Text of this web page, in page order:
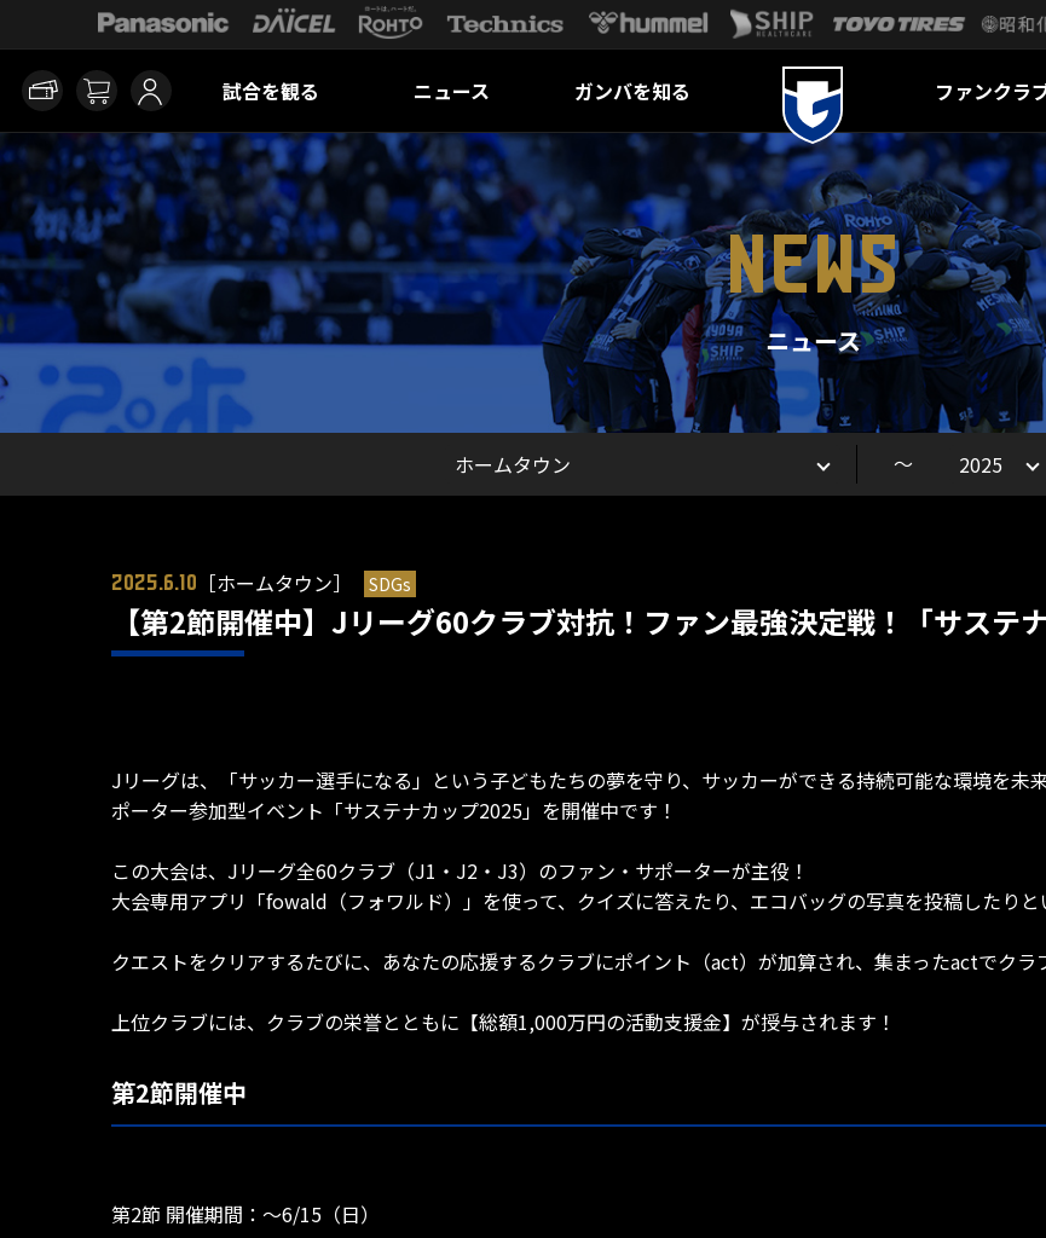
試合を観る ニュース ガンバを知る ファンクラ
NEWS
ニュース
～
2025.6.10 ［ホームタウン］ SDGs
【第2節開催中】Jリーグ60クラブ対抗！ファン最強決定戦！「サステ
Jリーグは、「サッカー選手になる」という子どもたちの夢を守り、サッカーができる持続可能な環境を
ポーター参加型イベント「サステナカップ2025」を開催中です！
この大会は、Jリーグ全60クラブ（J1・J2・J3）のファン・サポーターが主役！
大会専用アプリ「fowald（フォワルド）」を使って、クイズに答えたり、エコバッグの写真を投稿したりと
クエストをクリアするたびに、あなたの応援するクラブにポイント（act）が加算され、集まったactでクラ
上位クラブには、クラブの栄誉とともに【総額1,000万円の活動支援金】が授与されます！
第2節開催中
第2節 開催期間：〜6/15（日）